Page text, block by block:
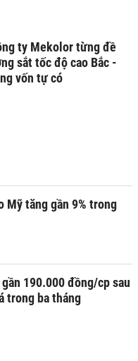
ty Mekolor từng đề
sắt tốc độ cao Bắc -
vốn tự có
Mỹ tăng gần 9% trong
190.000 đồng/cp sau
trong ba tháng